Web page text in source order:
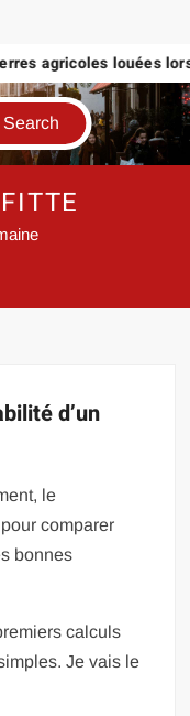
agricoles louées
d’un
le
comparer
bonnes
calculs
Je vais le